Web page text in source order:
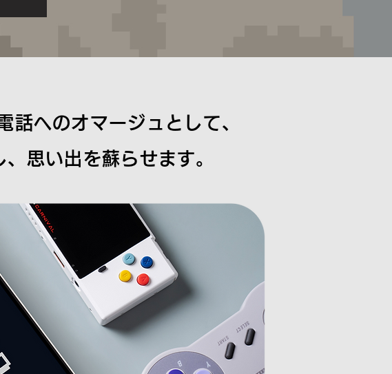
へのオマージュとして、
思い出を蘇らせます。